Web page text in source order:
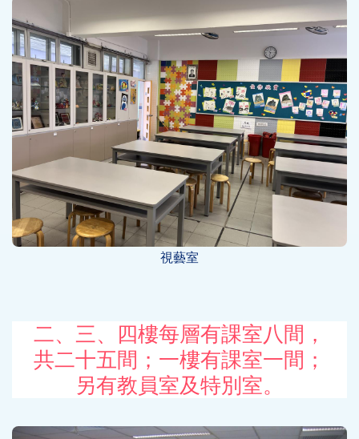
視藝室
二、三、四樓每層有課室八間，
共二十五間；一樓有課室一間；
另有教員室及特別室。